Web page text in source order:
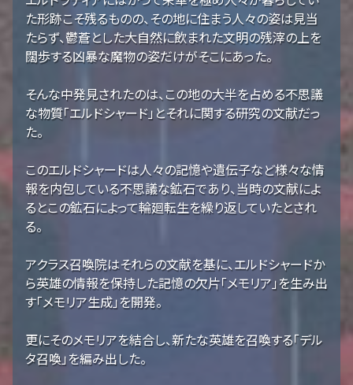
た形跡こそ残るものの、その地に住まう人々の姿は見当
たらず、鬱蒼とした大自然に飲まれた文明の残滓の上を
闊歩する凶暴な魔物の姿だけがそこにあった。
そんな中発見されたのは、この地の大半を占める不思議
な物質「エルドシャード」とそれに関する研究の文献だっ
た。
このエルドシャードは人々の記憶や遺伝子など様々な情
報を内包している不思議な鉱石であり、当時の文献によ
るとこの鉱石によって輪廻転生を繰り返していたとされ
る。
アクラス召喚院はそれらの文献を基に、エルドシャードか
ら英雄の情報を保持した記憶の欠片「メモリア」を生み出
す「メモリア生成」を開発。
更にそのメモリアを結合し、新たな英雄を召喚する「デル
タ召喚」を編み出した。